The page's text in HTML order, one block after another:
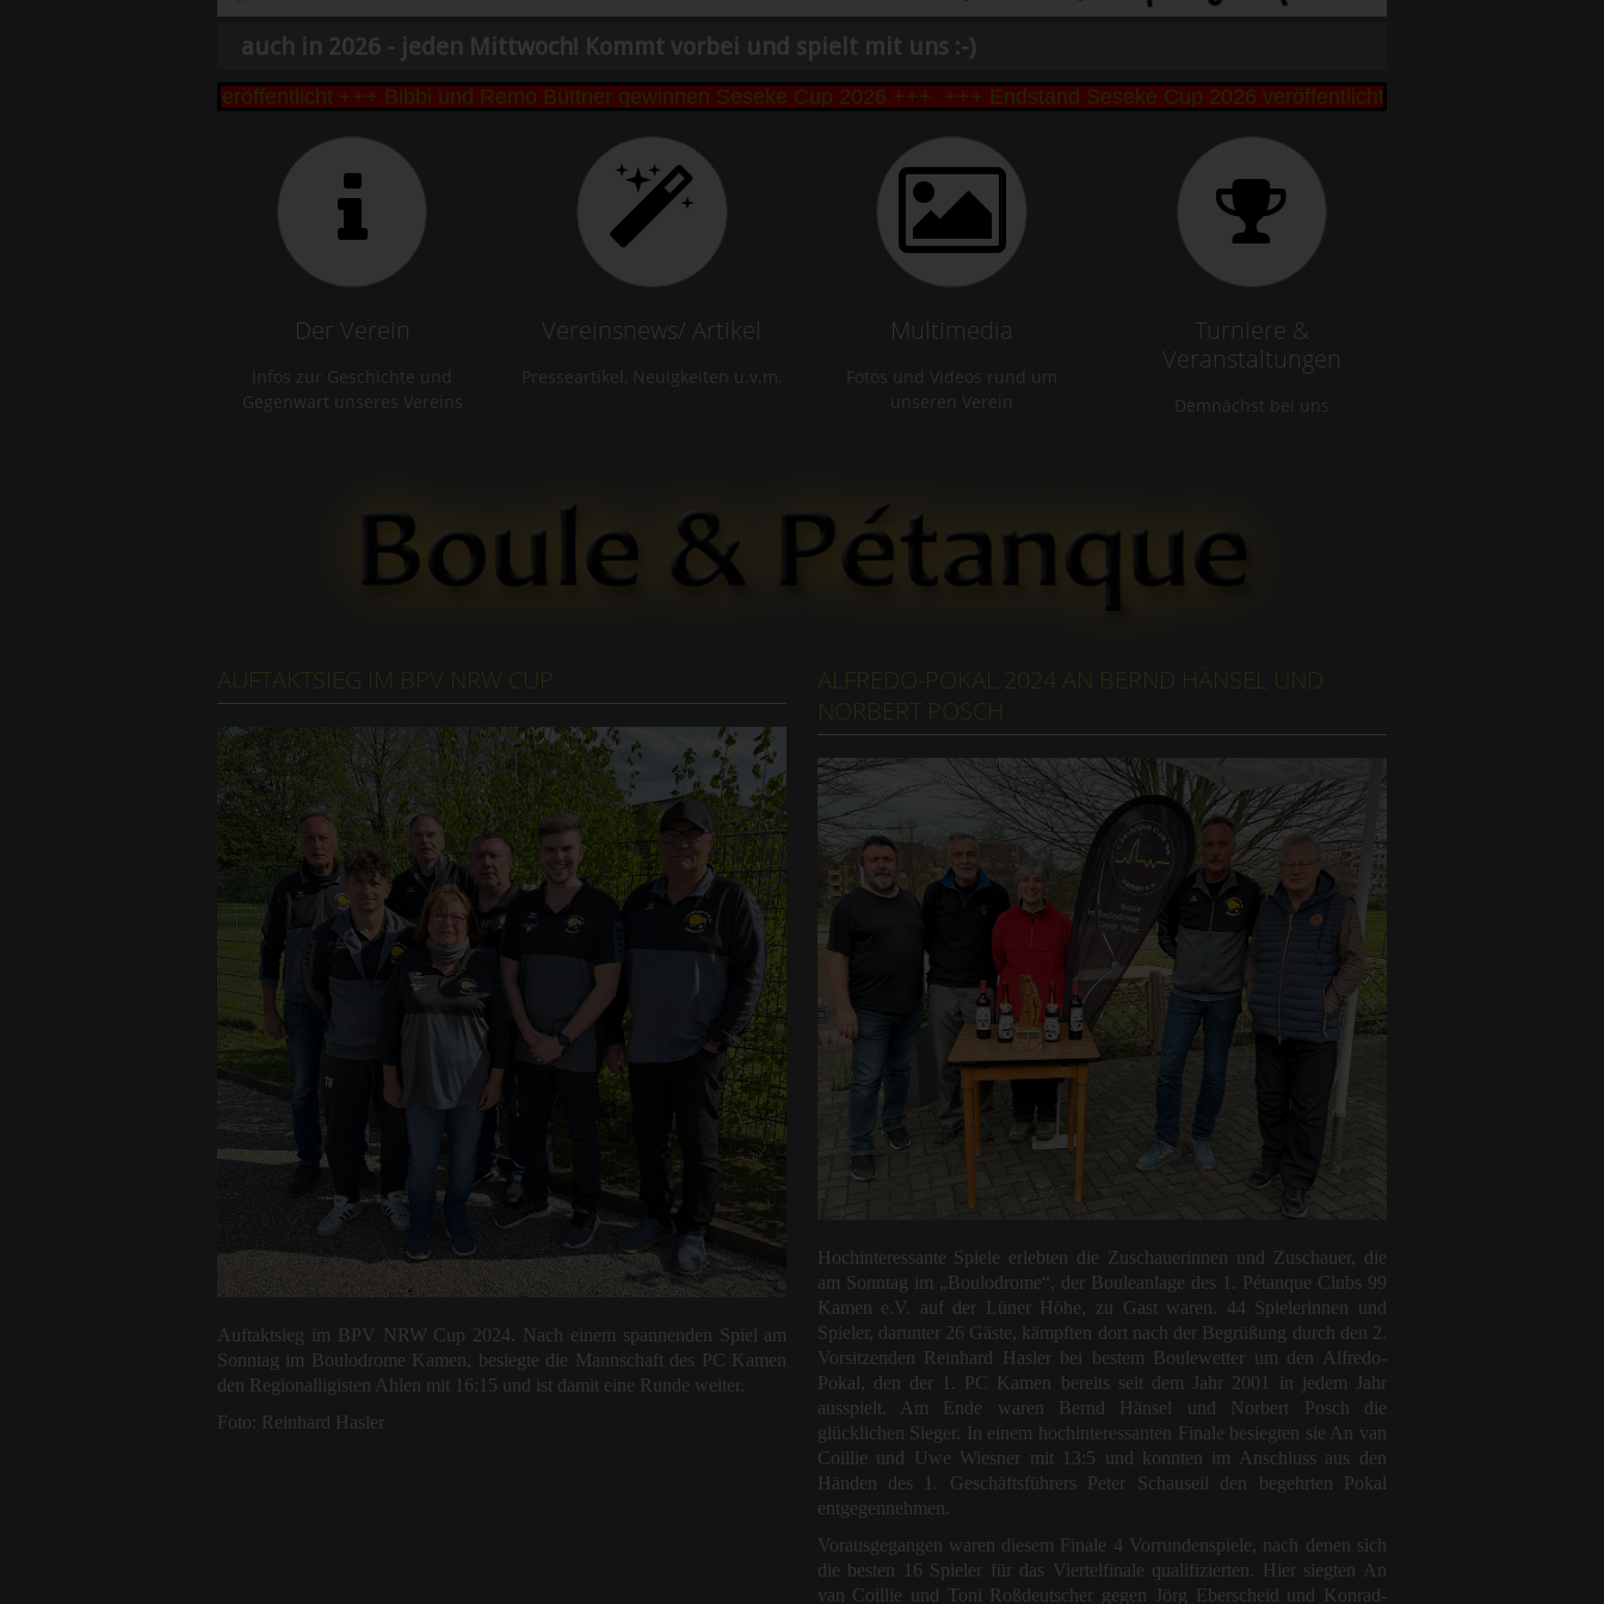
auch in 2026 - jeden Mittwoch! Kommt vorbei und spielt mit uns :-)
Cup 2026 veröffentlicht +++ Bibbi und Remo Büttner gewinnen Seseke Cup 2026 +++ +++ Endstand Seseke Cup 2026 veröffentlicht +++ Bibbi und Remo
Der Verein
Infos zur Geschichte und
Gegenwart unseres Vereins
Vereinsnews/ Artikel
Presseartikel, Neuigkeiten u.v.m.
Multimedia
Fotos und Videos rund um
unseren Verein
Turniere &
Veranstaltungen
Demnächst bei uns
Auftaktsieg im BPV NRW Cup 2024. Nach einem spannenden Spiel am
Sonntag im Boulodrome Kamen, besiegte die Mannschaft des PC Kamen
den Regionalligisten Ahlen mit 16:15 und ist damit eine Runde weiter.
Foto: Reinhard Hasler
Hochinteressante Spiele erlebten die Zuschauerinnen und Zuschauer, die
am Sonntag im „Boulodrome“, der Bouleanlage des 1. Pétanque Clubs 99
Kamen e.V. auf der Lüner Höhe, zu Gast waren. 44 Spielerinnen und
Spieler, darunter 26 Gäste, kämpften dort nach der Begrüßung durch den 2.
Vorsitzenden Reinhard Hasler bei bestem Boulewetter um den Alfredo-
Pokal, den der 1. PC Kamen bereits seit dem Jahr 2001 in jedem Jahr
ausspielt. Am Ende waren Bernd Hänsel und Norbert Posch die
glücklichen Sieger. In einem hochinteressanten Finale besiegten sie An van
Coillie und Uwe Wiesner mit 13:5 und konnten im Anschluss aus den
Händen des 1. Geschäftsführers Peter Schauseil den begehrten Pokal
entgegennehmen.
Vorausgegangen waren diesem Finale 4 Vorrundenspiele, nach denen sich
die besten 16 Spieler für das Viertelfinale qualifizierten. Hier siegten An
van Coillie und Toni Roßdeutscher gegen Jörg Eberscheid und Konrad-